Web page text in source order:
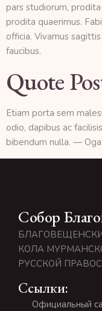
pars studiorum,
prodita quaerimus.
officia. Vivamus
faucibus.
Quote
Etiam porta sem
odio, dapibus ac
bibendum nulla. —
Собор
КОЛА
РУССКОЙ
Ссылки:
Официальный